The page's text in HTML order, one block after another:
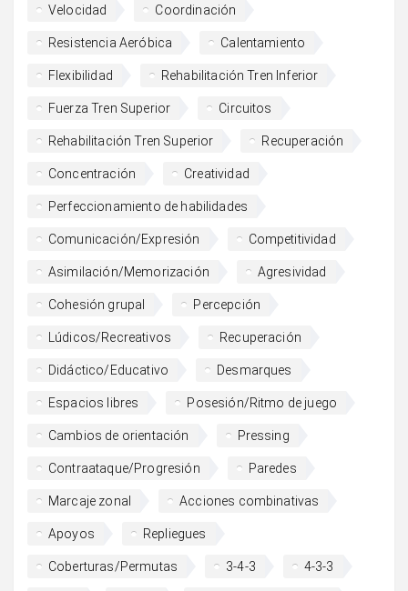
Velocidad Coordinación
Resistencia Aeróbica Calentamiento
Flexibilidad Rehabilitación Tren Inferior
Fuerza Tren Superior Circuitos
Rehabilitación Tren Superior Recuperación
Concentración Creatividad
Perfeccionamiento de habilidades
Comunicación/Expresión Competitividad
Asimilación/Memorización Agresividad
Cohesión grupal Percepción
Lúdicos/Recreativos Recuperación
Didáctico/Educativo Desmarques
Espacios libres Posesión/Ritmo de juego
Cambios de orientación Pressing
Contraataque/Progresión Paredes
Marcaje zonal Acciones combinativas
Apoyos Repliegues
Coberturas/Permutas 3-4-3 4-3-3